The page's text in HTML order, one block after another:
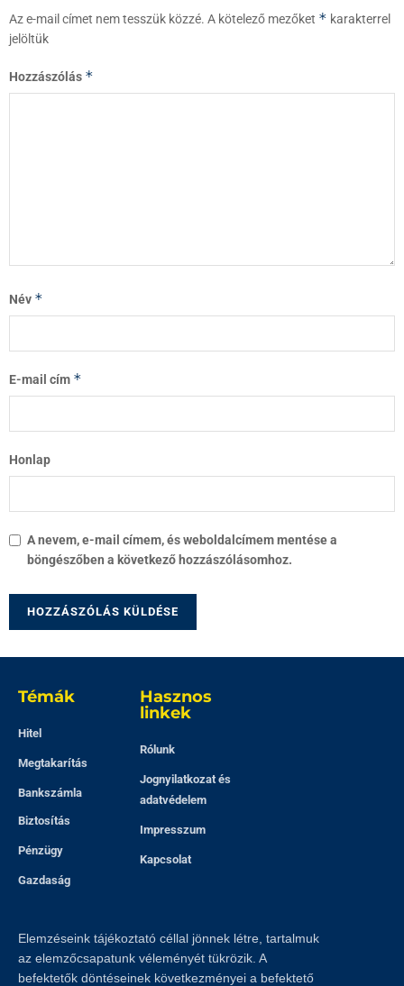
Az e-mail címet nem tesszük közzé. A kötelező mezőket * karakterrel
jelöltük
Hozzászólás *
Név *
E-mail cím *
Honlap
A nevem, e-mail címem, és weboldalcímem mentése a
böngészőben a következő hozzászólásomhoz.
Témák
Hitel
Megtakarítás
Bankszámla
Biztosítás
Pénzügy
Gazdaság
Hasznos
linkek
Rólunk
Jognyilatkozat és
adatvédelem
Impresszum
Kapcsolat
Elemzéseink tájékoztató céllal jönnek létre, tartalmuk
az elemzőcsapatunk véleményét tükrözik. A
befektetők döntéseinek következményei a befektető